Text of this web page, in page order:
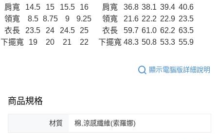
肩寬
14.5 15 15.5 16 肩寬 36.8 38.1 39.4 40.6
領寬
8.5 8.75 9 9.25 領寬 21.6 22.2 22.9 23.5
衣長
23.5 24 24.5 25 衣長 59.7 61.0 62.2 63.5
下擺寬
19 20 21 22 下擺寬 48.3 50.8 53.3 55.9
顯示電腦版詳細說明
商品規格
材質 棉,涼感纖維(索羅娜)